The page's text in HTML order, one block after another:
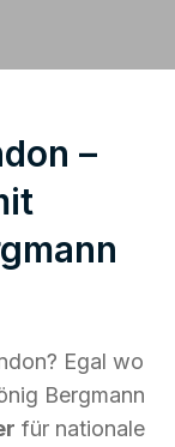
–
Egal wo
Bergmann
für nationale